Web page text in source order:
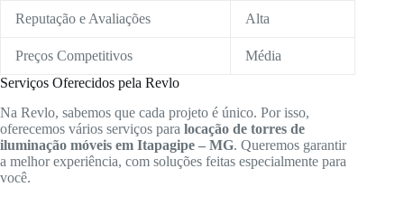
Reputação e Avaliações Alta
Preços Competitivos
Média
Serviços Oferecidos pela Revlo
Na Revlo, sabemos que cada projeto é único. Por isso,
oferecemos vários serviços para locação de torres de
iluminação móveis em Itapagipe – MG. Queremos garantir
a melhor experiência, com soluções feitas especialmente para
você.